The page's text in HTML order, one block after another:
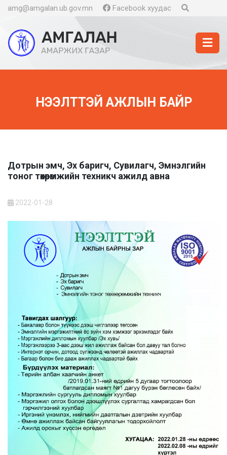
amg@amgalan.ub.gov.mn Facebook хуудас
НЭЭЛТТЭЙ АЖЛЫН БАЙР
Дотрын эмч, Эх баригч, Сувилагч, Эмнэлгийн
тоног төхөөрөмжийн техникч ажилд авна
2022-01-28